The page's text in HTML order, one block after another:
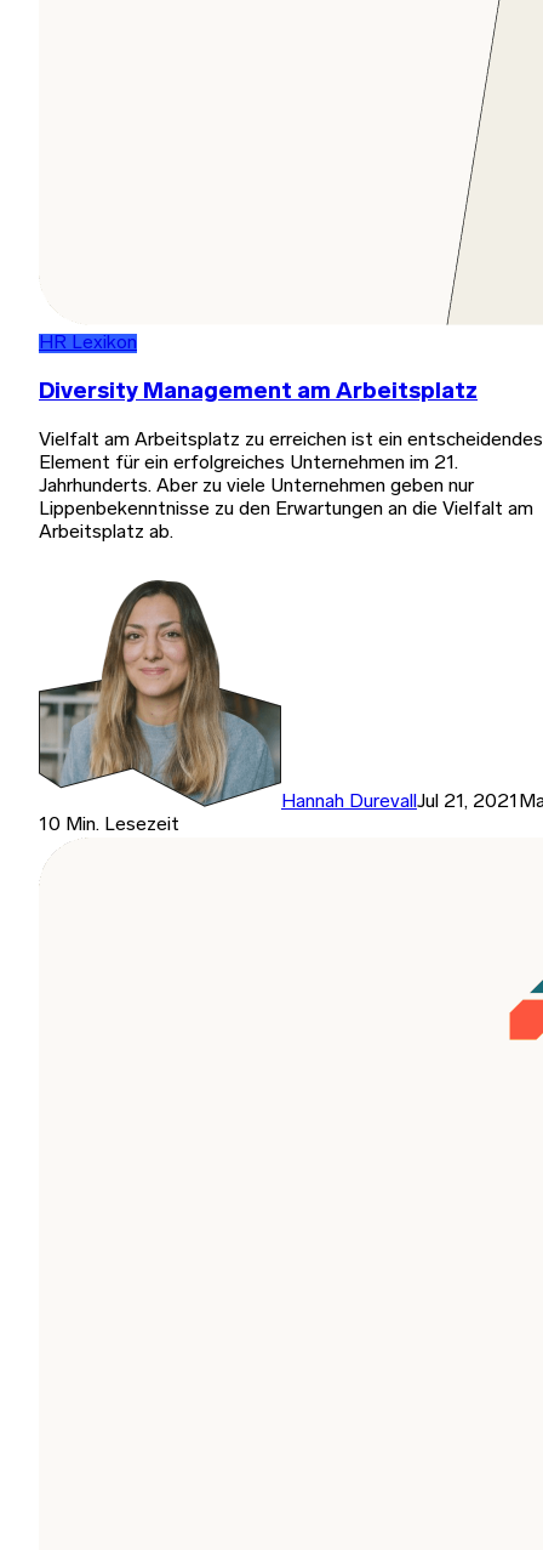
HR Lexikon
Diversity Management am Arbeitsplatz
Vielfalt am Arbeitsplatz zu erreichen ist ein entscheidendes
Element für ein erfolgreiches Unternehmen im 21.
Jahrhunderts. Aber zu viele Unternehmen geben nur
Lippenbekenntnisse zu den Erwartungen an die Vielfalt am
Arbeitsplatz ab.
Hannah Durevall Jul 21, 2021
10 Min. Lesezeit